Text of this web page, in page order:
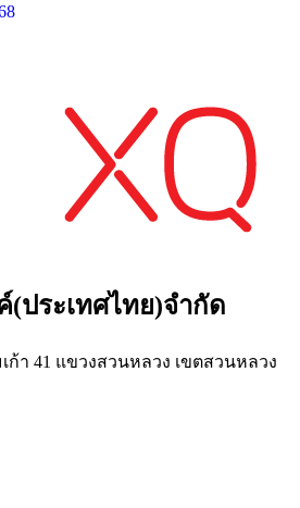
ประเทศไทย)จำกัด
ก้า 41 แขวงสวนหลวง เขตสวนหลวง